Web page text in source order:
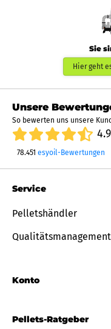
Sie
Hier geht
Unsere
So bewerten uns unsere
78.451 esyoil-Bewertungen
Pellets-Ratgeber
Service
Pelletshändler
Qualitätsmanagement
Konto